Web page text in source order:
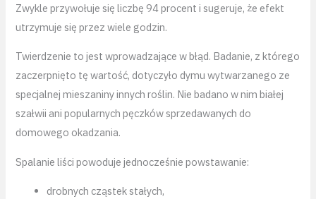
Zwykle przywołuje się liczbę 94 procent i sugeruje, że efekt
utrzymuje się przez wiele godzin.
Twierdzenie to jest wprowadzające w błąd. Badanie, z którego
zaczerpnięto tę wartość, dotyczyło dymu wytwarzanego ze
specjalnej mieszaniny innych roślin. Nie badano w nim białej
szałwii ani popularnych pęczków sprzedawanych do
domowego okadzania.
Spalanie liści powoduje jednocześnie powstawanie:
drobnych cząstek stałych,